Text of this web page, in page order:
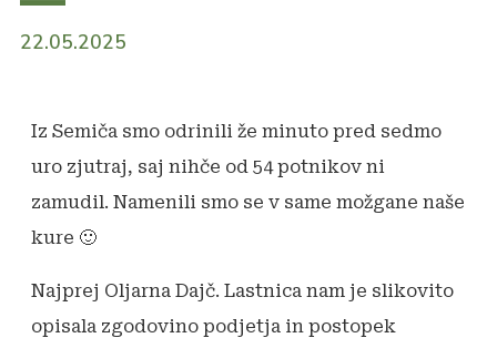
22.05.2025
Iz Semiča smo odrinili že minuto pred sedmo
uro zjutraj, saj nihče od 54 potnikov ni
zamudil. Namenili smo se v same možgane naše
kure 🙂
Najprej Oljarna Dajč. Lastnica nam je slikovito
opisala zgodovino podjetja in postopek